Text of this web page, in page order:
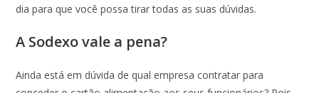
dia para que você possa tirar todas as suas dúvidas.
A Sodexo vale a pena?
Ainda está em dúvida de qual empresa contratar para